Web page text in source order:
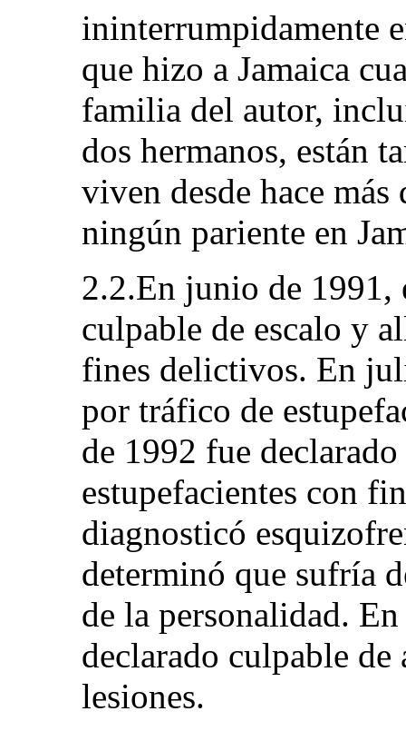
ininterrumpidamente
que hizo a Jamaica
familia del autor,
dos hermanos, están
viven desde hace más
ningún pariente en
2.2.En junio de 1991,
culpable de escalo y
fines delictivos. En
por tráfico de
de 1992 fue
estupefacientes con
diagnosticó
determinó que sufría
de la personalidad.
declarado culpable
lesiones.